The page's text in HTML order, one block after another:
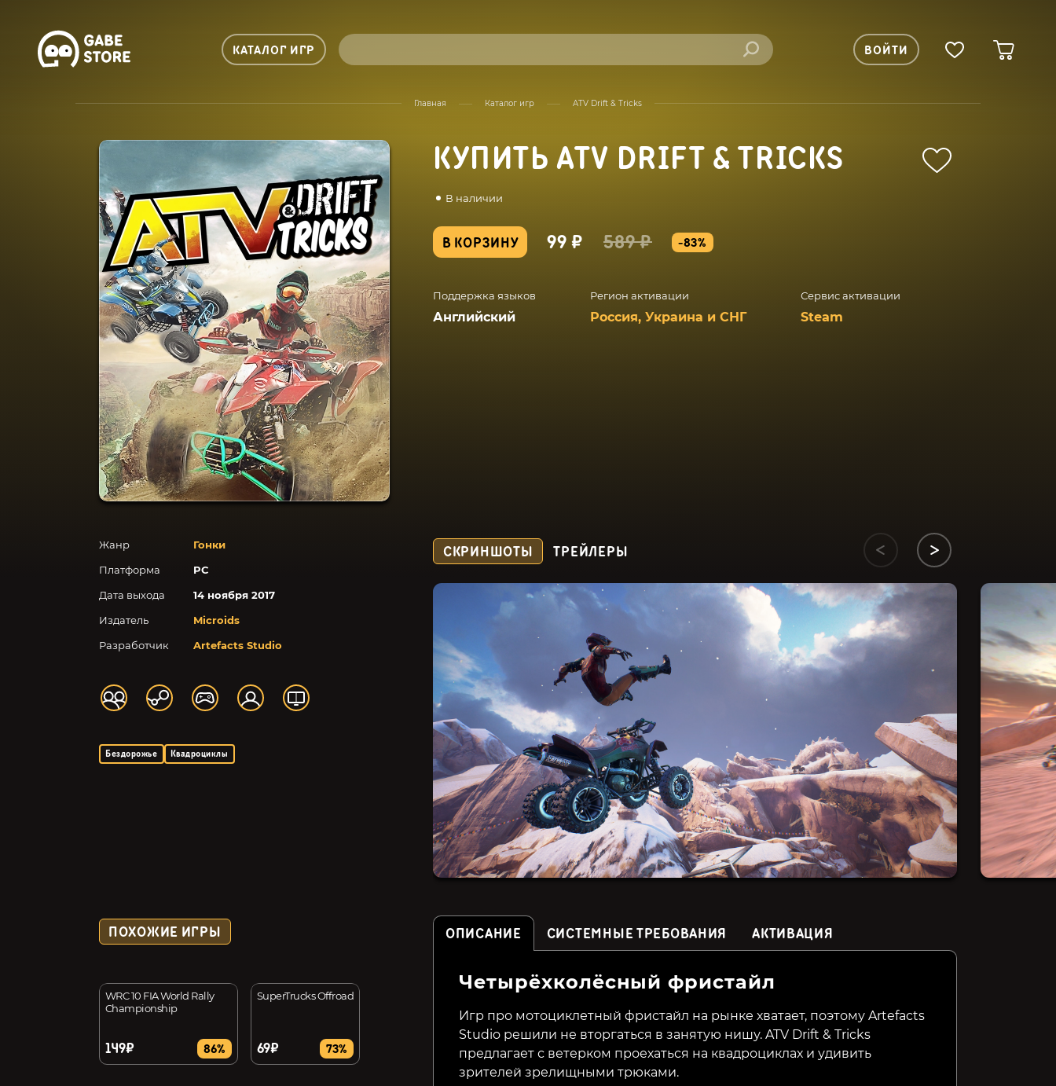
КАТАЛОГ ИГР ВОЙТИ
Главная Каталог игр ATV Drift & Tricks
КУПИТЬ ATV DRIFT & TRICKS
В наличии
В КОРЗИНУ 99 ₽ 589 ₽ -83%
Поддержка языков
Английский
Регион активации
Россия, Украина и СНГ
Сервис активации
Steam
Жанр
Гонки
Платформа
PC
Дата выхода
14 ноября 2017
Издатель
Microids
Разработчик
Artefacts Studio
Бездорожье Квадроциклы
СКРИНШОТЫ ТРЕЙЛЕРЫ
ПОХОЖИЕ ИГРЫ
WRC 10 FIA World Rally
Championship
149₽ 86%
SuperTrucks Offroad
69₽ 73%
Offroad Racing - Buggy X
ATV X Moto
77%
FIA WRC Official Game
299₽ 63% 169₽ 80% 179₽
ОПИСАНИЕ СИСТЕМНЫЕ ТРЕБОВАНИЯ АКТИВАЦИЯ
Четырёхколёсный фристайл
Игр про мотоциклетный фристайл на рынке хватает, поэтому Artefacts
Studio решили не вторгаться в занятую нишу. ATV Drift & Tricks
предлагает с ветерком проехаться на квадроциклах и удивить
зрителей зрелищными трюками.